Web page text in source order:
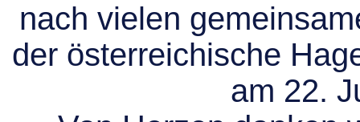
nach vielen
der österreichische
am 22.